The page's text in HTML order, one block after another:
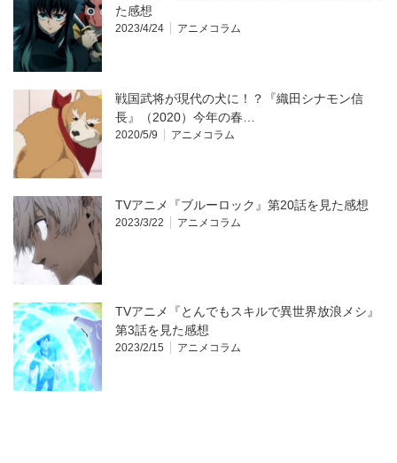
た感想
2023/4/24 アニメコラム
戦国武将が現代の犬に！？『織田シナモン信
長』（2020）今年の春…
2020/5/9 アニメコラム
TVアニメ『ブルーロック』第20話を見た感想
2023/3/22 アニメコラム
TVアニメ『とんでもスキルで異世界放浪メシ』
第3話を見た感想
2023/2/15 アニメコラム